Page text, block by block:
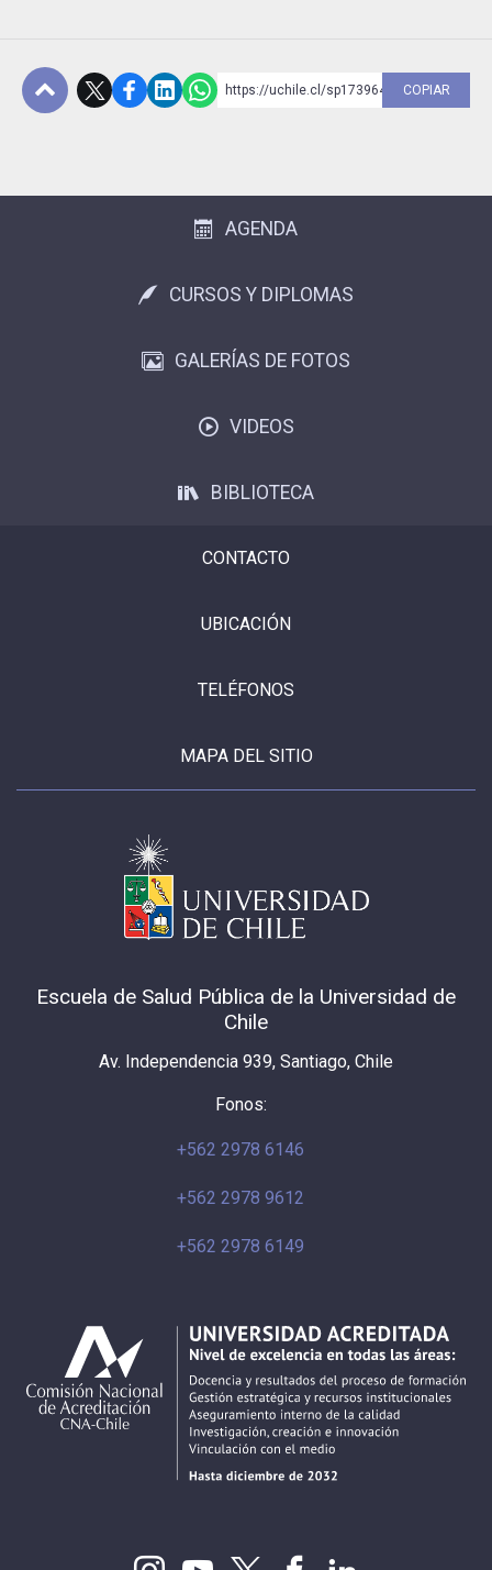
https://uchile.cl/sp173964 COPIAR
AGENDA
CURSOS Y DIPLOMAS
GALERÍAS DE FOTOS
VIDEOS
BIBLIOTECA
CONTACTO
UBICACIÓN
TELÉFONOS
MAPA DEL SITIO
Escuela de Salud Pública de la Universidad de
Chile
Av. Independencia 939, Santiago, Chile
Fonos:
+562 2978 6146
+562 2978 9612
+562 2978 6149